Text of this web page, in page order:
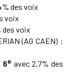
des voix
voix
des voix
(AG CAEN) :
6e avec 2,7% des